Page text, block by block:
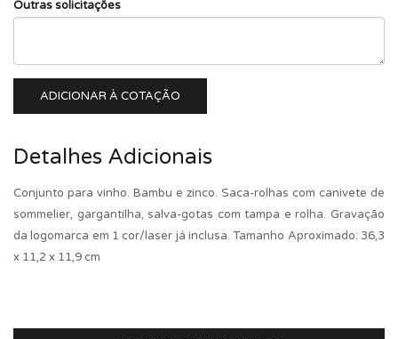
Outras solicitações
ADICIONAR À COTAÇÃO
Detalhes Adicionais
Conjunto para vinho. Bambu e zinco. Saca-rolhas com canivete de
sommelier, gargantilha, salva-gotas com tampa e rolha. Gravação
da logomarca em 1 cor/laser já inclusa. Tamanho Aproximado: 36,3
x 11,2 x 11,9 cm